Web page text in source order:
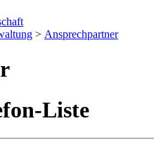
> Ansprechpartner
Liste